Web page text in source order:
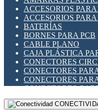
INDICADORES
INTERFACES DE
INTERRUPTORES
LLAVES
MEDIDORES DE
MOTORES PASO A
PANTALLAS HMI
PLC -
RELÉS DE
SENSORES
ACCESORIOS
ACCESORIOS
BATERÍAS
BORNES PARA PCB
CABLE PLANO
CAJA PLÁSTICA
CONECTORES
CONECTORES
CONECTORES
CONECTORES
CONECTORES PCB
DIP SWITCHES